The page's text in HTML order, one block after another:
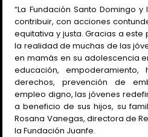
“La Fundación Santo Domingo
contribuir, con acciones
equitativa y justa. Gracias a
la realidad de muchas de las
en mamás en su adolescencia
educación, empoderamiento,
derechos, prevención de
empleo digno, las jóvenes
a beneficio de sus hijos, su
Rosana Vanegas, directora de
la Fundación Juanfe.